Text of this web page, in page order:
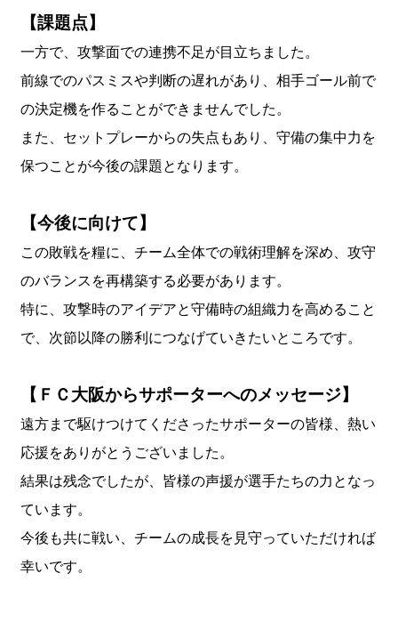
【課題点】
一方で、攻撃面での連携不足が目立ちました。​
前線でのパスミスや判断の遅れがあり、相手ゴール前で
の決定機を作ることができませんでした。
​また、セットプレーからの失点もあり、守備の集中力を
保つことが今後の課題となります。
【今後に向けて】
この敗戦を糧に、チーム全体での戦術理解を深め、攻守
のバランスを再構築する必要があります。
​特に、攻撃時のアイデアと守備時の組織力を高めること
で、次節以降の勝利につなげていきたいところです。
【ＦＣ大阪からサポーターへのメッセージ】
遠方まで駆けつけてくださったサポーターの皆様、熱い
応援をありがとうございました。
​結果は残念でしたが、皆様の声援が選手たちの力となっ
ています。
​今後も共に戦い、チームの成長を見守っていただければ
幸いです。​